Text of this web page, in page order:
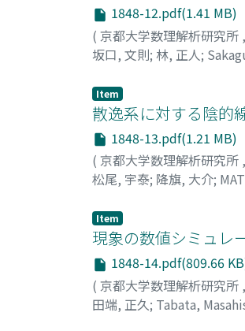
1848-12.pdf(1.41 MB)
( 京都大学数理解析研究所 ,
坂口, 文則; 林, 正人;
Item
散逸系に対する陰的
1848-13.pdf(1.21 MB)
( 京都大学数理解析研究所 ,
松尾, 宇泰; 降旗, 大介;
Item
現象の数値シミュレ
1848-14.pdf(809.66
( 京都大学数理解析研究所 ,
田端, 正久; Tabata,